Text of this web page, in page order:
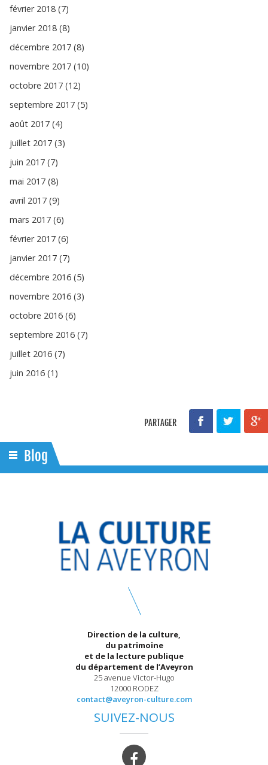
février 2018 (7)
janvier 2018 (8)
décembre 2017 (8)
novembre 2017 (10)
octobre 2017 (12)
septembre 2017 (5)
août 2017 (4)
juillet 2017 (3)
juin 2017 (7)
mai 2017 (8)
avril 2017 (9)
mars 2017 (6)
février 2017 (6)
janvier 2017 (7)
décembre 2016 (5)
novembre 2016 (3)
octobre 2016 (6)
septembre 2016 (7)
juillet 2016 (7)
juin 2016 (1)
PARTAGER
Blog
Direction de la culture,
du patrimoine
et de la lecture publique
du département de l’Aveyron
25 avenue Victor-Hugo
12000 RODEZ
contact@aveyron-culture.com
SUIVEZ-NOUS